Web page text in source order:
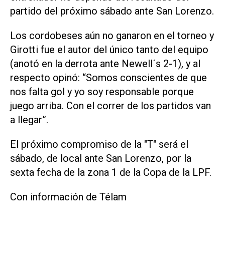
partido del próximo sábado ante San Lorenzo.
Los cordobeses aún no ganaron en el torneo y
Girotti fue el autor del único tanto del equipo
(anotó en la derrota ante Newell´s 2-1), y al
respecto opinó: “Somos conscientes de que
nos falta gol y yo soy responsable porque
juego arriba. Con el correr de los partidos van
a llegar”.
El próximo compromiso de la "T" será el
sábado, de local ante San Lorenzo, por la
sexta fecha de la zona 1 de la Copa de la LPF.
Con información de Télam